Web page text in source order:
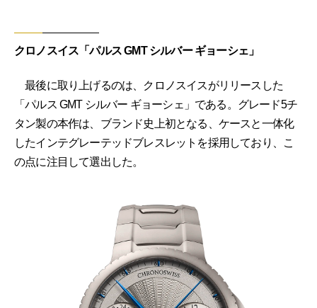
クロノスイス「パルス GMT シルバー ギョーシェ」
最後に取り上げるのは、クロノスイスがリリースした
「パルス GMT シルバー ギョーシェ」である。グレード5チ
タン製の本作は、ブランド史上初となる、ケースと一体化
したインテグレーテッドブレスレットを採用しており、こ
の点に注目して選出した。